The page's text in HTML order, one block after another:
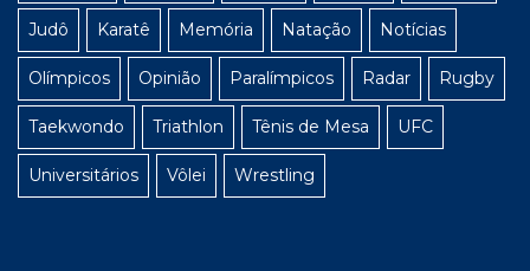
Judô Karatê Memória Natação Notícias
Olímpicos Opinião Paralímpicos Radar Rugby
Taekwondo Triathlon Tênis de Mesa UFC
Universitários Vôlei Wrestling